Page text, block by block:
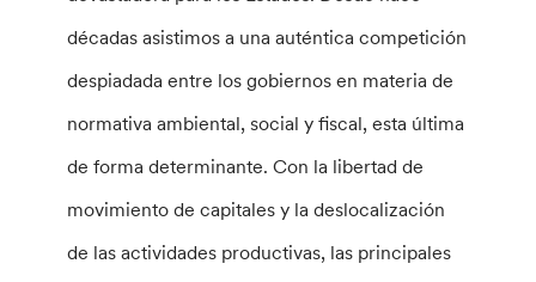
décadas asistimos a una auténtica competición
despiadada entre los gobiernos en materia de
normativa ambiental, social y fiscal, esta última
de forma determinante. Con la libertad de
movimiento de capitales y la deslocalización
de las actividades productivas, las principales